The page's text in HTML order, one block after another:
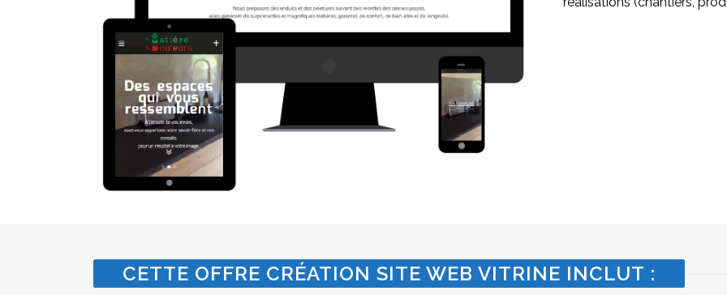
CETTE OFFRE CRÉATION SITE WEB VITRINE INCLUT :